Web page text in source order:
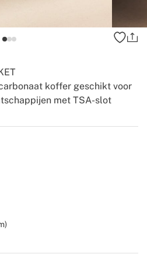
koffer geschikt voor
met TSA-slot